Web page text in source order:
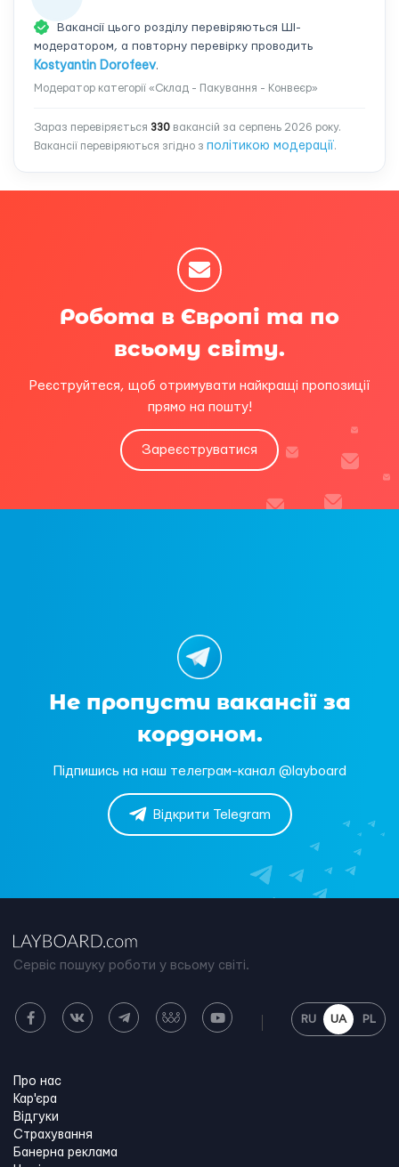
Вакансії цього розділу перевіряються ШІ-
модератором, а повторну перевірку проводить
Kostyantin Dorofeev.
Модератор категорії «Склад - Пакування - Конвеєр»
Зараз перевіряється 330 вакансій за серпень 2026 року.
Вакансії перевіряються згідно з політикою модерації .
Робота в Європі та по
всьому світу.
Реєструйтеся, щоб отримувати найкращі пропозиції
прямо на пошту!
Зареєструватися
Не пропусти вакансії за
кордоном.
Підпишись на наш телеграм-канал @layboard
Відкрити Telegram
Сервіс пошуку роботи у всьому світі.
RU UA PL
Про нас
Кар'єра
Відгуки
Страхування
Банерна реклама